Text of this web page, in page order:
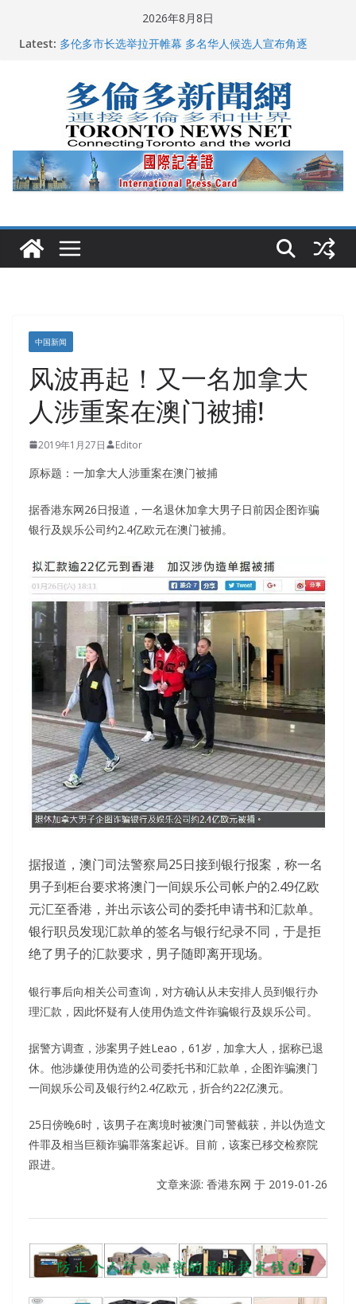
2026年8月8日
Latest: 多伦多市长选举拉开帷幕 多名华人候选人宣布角逐
特朗普称加拿大“不友善”并批评其领导层 卡尼：谈判事
关加拿大就业
2026加拿大青少年儿童绘画比赛颁奖典礼多伦多举行
中国新闻
风波再起！又一名加拿大
人涉重案在澳门被捕!
2019年1月27日 Editor
原标题：一加拿大人涉重案在澳门被捕
据香港东网26日报道，一名退休加拿大男子日前因企图诈骗
银行及娱乐公司约2.4亿欧元在澳门被捕。
据报道，澳门司法警察局25日接到银行报案，称一名
男子到柜台要求将澳门一间娱乐公司帐户的2.49亿欧
元汇至香港，并出示该公司的委托申请书和汇款单。
银行职员发现汇款单的签名与银行纪录不同，于是拒
绝了男子的汇款要求，男子随即离开现场。
银行事后向相关公司查询，对方确认从未安排人员到银行办
理汇款，因此怀疑有人使用伪造文件诈骗银行及娱乐公司。
据警方调查，涉案男子姓Leao，61岁，加拿大人，据称已退
休。他涉嫌使用伪造的公司委托书和汇款单，企图诈骗澳门
一间娱乐公司及银行约2.4亿欧元，折合约22亿澳元。
25日傍晚6时，该男子在离境时被澳门司警截获，并以伪造文
件罪及相当巨额诈骗罪落案起诉。目前，该案已移交检察院
跟进。
文章来源: 香港东网 于 2019-01-26